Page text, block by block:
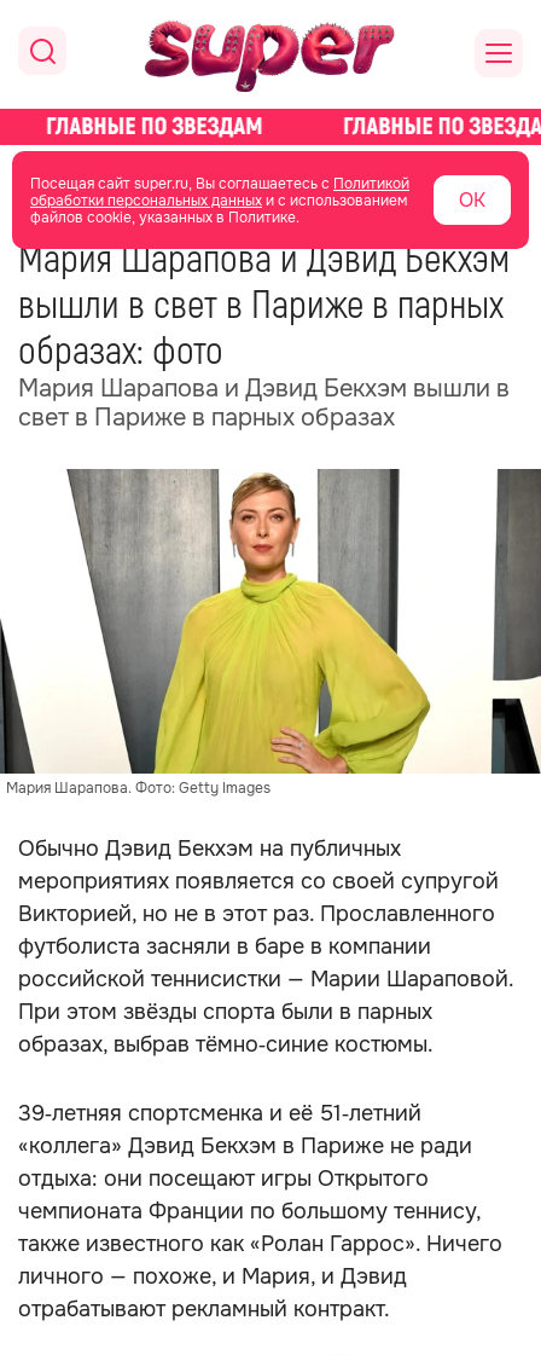
Посещая сайт super.ru, Вы соглашаетесь с Политикой
обработки персональных данныхи с использованием
файлов cookie, указанных в Политике.
ОК
главная новости о звездах новости
03 июня 15:42
Мария Шарапова и Дэвид Бекхэм
вышли в свет в Париже в парных
образах: фото
Мария Шарапова и Дэвид Бекхэм вышли в
свет в Париже в парных образах
Мария Шарапова. Фото: Getty Images
Обычно Дэвид Бекхэм на публичных
мероприятиях появляется со своей супругой
Викторией, но не в этот раз. Прославленного
футболиста засняли в баре в компании
российской теннисистки — Марии Шараповой.
При этом звёзды спорта были в парных
образах, выбрав тёмно‑синие костюмы.
39‑летняя спортсменка и её 51‑летний
«коллега» Дэвид Бекхэм в Париже не ради
отдыха: они посещают игры Открытого
чемпионата Франции по большому теннису,
также известного как «Ролан Гаррос». Ничего
личного — похоже, и Мария, и Дэвид
отрабатывают рекламный контракт.